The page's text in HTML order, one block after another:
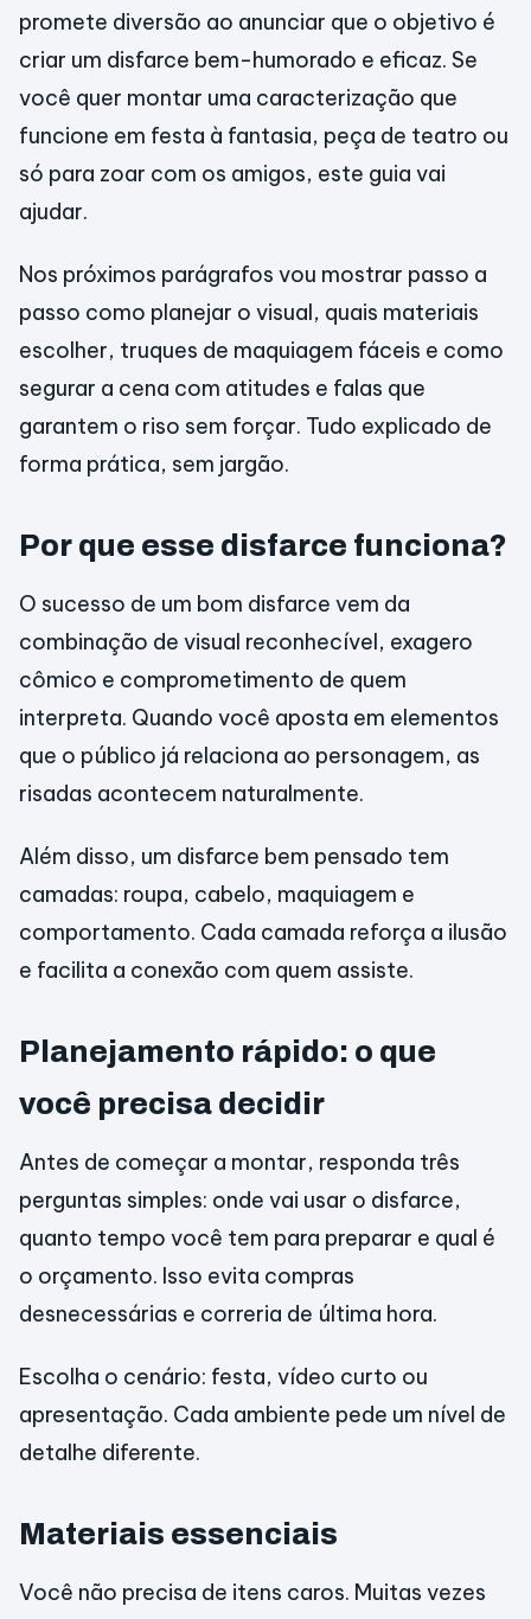
promete diversão ao anunciar que o objetivo é
criar um disfarce bem-humorado e eficaz. Se
você quer montar uma caracterização que
funcione em festa à fantasia, peça de teatro ou
só para zoar com os amigos, este guia vai
ajudar.
Nos próximos parágrafos vou mostrar passo a
passo como planejar o visual, quais materiais
escolher, truques de maquiagem fáceis e como
segurar a cena com atitudes e falas que
garantem o riso sem forçar. Tudo explicado de
forma prática, sem jargão.
Por que esse disfarce funciona?
O sucesso de um bom disfarce vem da
combinação de visual reconhecível, exagero
cômico e comprometimento de quem
interpreta. Quando você aposta em elementos
que o público já relaciona ao personagem, as
risadas acontecem naturalmente.
Além disso, um disfarce bem pensado tem
camadas: roupa, cabelo, maquiagem e
comportamento. Cada camada reforça a ilusão
e facilita a conexão com quem assiste.
Planejamento rápido: o que
você precisa decidir
Antes de começar a montar, responda três
perguntas simples: onde vai usar o disfarce,
quanto tempo você tem para preparar e qual é
o orçamento. Isso evita compras
desnecessárias e correria de última hora.
Escolha o cenário: festa, vídeo curto ou
apresentação. Cada ambiente pede um nível de
detalhe diferente.
Materiais essenciais
Você não precisa de itens caros. Muitas vezes